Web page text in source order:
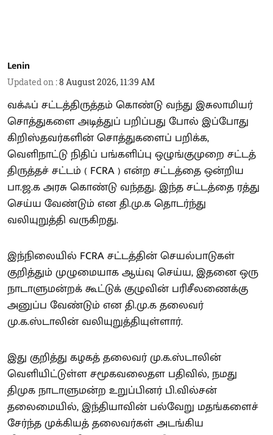
Lenin
Updated on :8 August 2026, 11:39 AM
வக்ஃப் சட்டத்திருத்தம் கொண்டு வந்து இசுலாமியர்
சொத்துகளை அடித்துப் பறிப்பது போல் இப்போது
கிறிஸ்தவர்களின் சொத்துகளைப் பறிக்க,
வெளிநாட்டு நிதிப் பங்களிப்பு ஒழுங்குமுறை சட்டத்
திருத்தச் சட்டம் ( FCRA ) என்ற சட்டத்தை ஒன்றிய
பா.ஜ.க அரசு கொண்டு வந்தது. இந்த சட்டத்தை ரத்து
செய்ய வேண்டும் என தி.மு.க தொடர்ந்து
வலியுறுத்தி வருகிறது.
இந்நிலையில் FCRA சட்டத்தின் செயல்பாடுகள்
குறித்தும் முழுமையாக ஆய்வு செய்ய, இதனை ஒரு
நாடாளுமன்றக் கூட்டுக் குழுவின் பரிசீலணைக்கு
அனுப்ப வேண்டும் என தி.மு.க தலைவர்
மு.க.ஸ்டாலின் வலியுறுத்தியுள்ளார்.
இது குறித்து கழகத் தலைவர் மு.க.ஸ்டாலின்
வெளியிட்டுள்ள சமூகவலைதள பதிவில், நமது
திமுக நாடாளுமன்ற உறுப்பினர் பி.வில்சன்
தலைமையில், இந்தியாவின் பல்வேறு மதங்களைச்
சேர்ந்த முக்கியத் தலைவர்கள் அடங்கிய